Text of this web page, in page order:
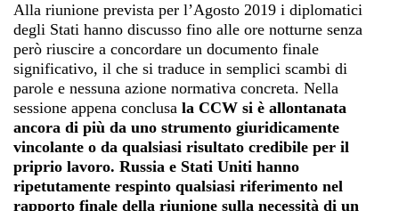
Alla riunione prevista per l’Agosto 2019 i diplomatici
degli Stati hanno discusso fino alle ore notturne senza
però riuscire a concordare un documento finale
significativo, il che si traduce in semplici scambi di
parole e nessuna azione normativa concreta. Nella
sessione appena conclusa la CCW si è allontanata
ancora di più da uno strumento giuridicamente
vincolante o da qualsiasi risultato credibile per il
priprio lavoro. Russia e Stati Uniti hanno
ripetutamente respinto qualsiasi riferimento nel
rapporto finale della riunione sulla necessità di un